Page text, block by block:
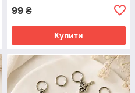
99 ₴
Купити